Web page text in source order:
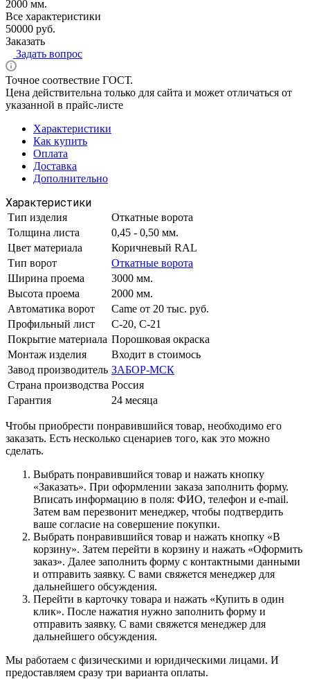
2000 мм.
Все характеристики
50000 руб.
Заказать
Задать вопрос
Точное соотвествие ГОСТ.
Цена действительна только для сайта и может отличаться от
указанной в прайс-листе
Характеристики
Как купить
Оплата
Доставка
Дополнительно
Характеристики
Тип изделия
Откатные ворота
Толщина листа
0,45 - 0,50 мм.
Цвет материала
Коричневый RAL
Тип ворот
Откатные ворота
Ширина проема
3000 мм.
Высота проема
2000 мм.
Автоматика ворот
Came от 20 тыс. руб.
Профильный лист
С-20, С-21
Покрытие материала Порошковая окраска
Монтаж изделия
Входит в стоимось
Завод производитель ЗАБОР-МСК
Страна производства Россия
Гарантия
24 месяца
Чтобы приобрести понравившийся товар, необходимо его
заказать. Есть несколько сценариев того, как это можно
сделать.
Выбрать понравившийся товар и нажать кнопку
«Заказать». При оформлении заказа заполнить форму.
Вписать информацию в поля: ФИО, телефон и e-mail.
Затем вам перезвонит менеджер, чтобы подтвердить
ваше согласие на совершение покупки.
Выбрать понравившийся товар и нажать кнопку «В
корзину». Затем перейти в корзину и нажать «Оформить
заказ». Далее заполнить форму с контактными данными
и отправить заявку. С вами свяжется менеджер для
дальнейшего обсуждения.
Перейти в карточку товара и нажать «Купить в один
клик». После нажатия нужно заполнить форму и
отправить заявку. С вами свяжется менеджер для
дальнейшего обсуждения.
Мы работаем с физическими и юридическими лицами. И
предоставляем сразу три варианта оплаты.